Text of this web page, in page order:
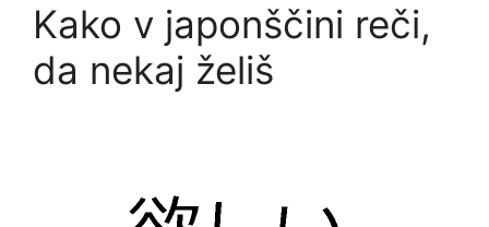
Kako v japonščini reči,
da nekaj želiš